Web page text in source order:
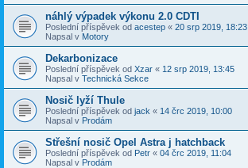
náhlý výpadek výkonu 2.0 CDTI
Poslední příspěvek od acestep « 20 srp 2019, 18:23
Napsal v Motory
Dekarbonizace
Poslední příspěvek od Xzar « 12 srp 2019, 13:45
Napsal v Technická Sekce
Nosič lyží Thule
Poslední příspěvek od jack « 14 črc 2019, 10:00
Napsal v Prodám
Střešní nosič Opel Astra j hatchback
Poslední příspěvek od Petr « 04 črc 2019, 11:04
Napsal v Prodám